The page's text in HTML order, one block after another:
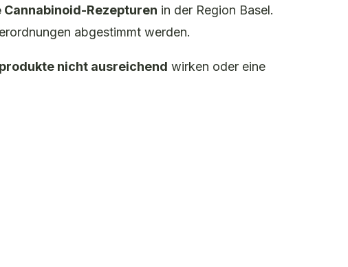
Rezepturen in der Region Basel.
abgestimmt werden.
nicht ausreichend wirken oder eine